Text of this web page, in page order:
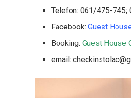
Telefon: 061/475-745;
Facebook:Guest
Booking:Guest House
email: